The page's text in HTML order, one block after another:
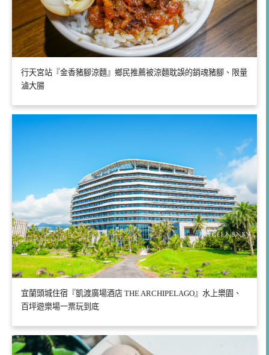
行天宮站『金香豬腳涼麵』鄉民推薦被涼麵耽誤的銷魂豬腳、限量
滷大腸
宜蘭頭城住宿『凱渡廣場酒店 THE ARCHIPELAGO』水上樂園、
百坪遊樂場一票玩到底